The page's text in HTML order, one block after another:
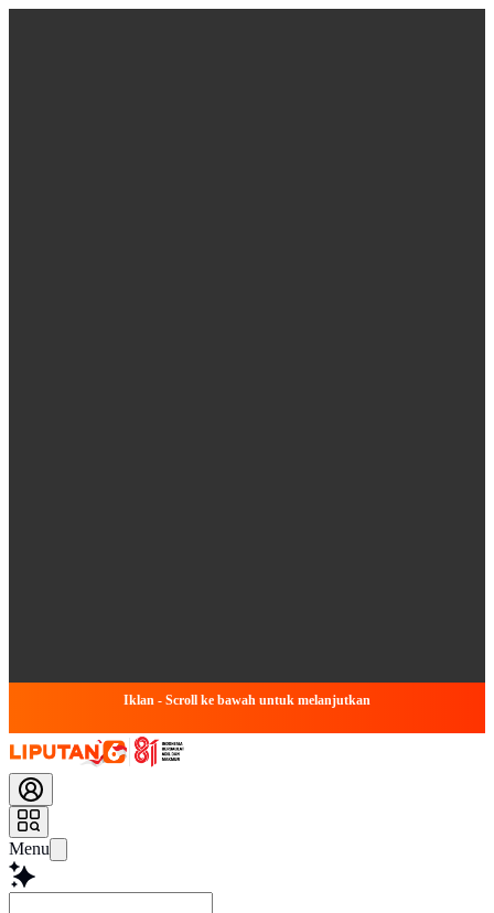
Iklan - Scroll ke bawah untuk melanjutkan
Menu